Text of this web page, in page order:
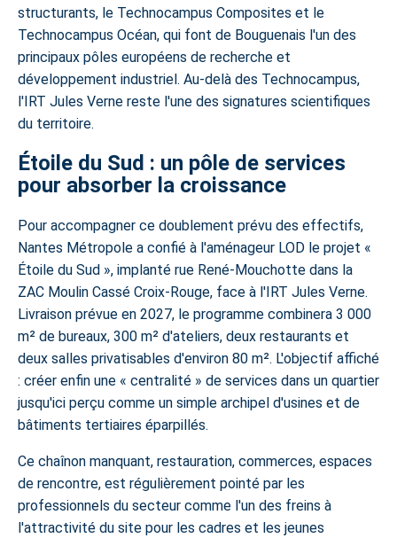
structurants, le Technocampus Composites et le
Technocampus Océan, qui font de Bouguenais l'un des
principaux pôles européens de recherche et
développement industriel. Au-delà des Technocampus,
l'IRT Jules Verne reste l'une des signatures scientifiques
du territoire.
Étoile du Sud : un pôle de services
pour absorber la croissance
Pour accompagner ce doublement prévu des effectifs,
Nantes Métropole a confié à l'aménageur LOD le projet «
Étoile du Sud », implanté rue René-Mouchotte dans la
ZAC Moulin Cassé Croix-Rouge, face à l'IRT Jules Verne.
Livraison prévue en 2027, le programme combinera 3 000
m² de bureaux, 300 m² d'ateliers, deux restaurants et
deux salles privatisables d'environ 80 m². L'objectif affiché
: créer enfin une « centralité » de services dans un quartier
jusqu'ici perçu comme un simple archipel d'usines et de
bâtiments tertiaires éparpillés.
Ce chaînon manquant, restauration, commerces, espaces
de rencontre, est régulièrement pointé par les
professionnels du secteur comme l'un des freins à
l'attractivité du site pour les cadres et les jeunes